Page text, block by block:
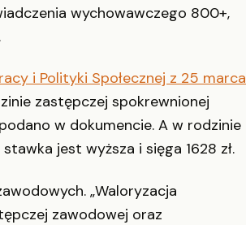
wychowawczego 800+,
i Polityki Społecznej z 25 marca
zastępczej spokrewnionej
w dokumencie. A w rodzinie
jest wyższa i sięga 1628 zł.
„Waloryzacja
zawodowej oraz